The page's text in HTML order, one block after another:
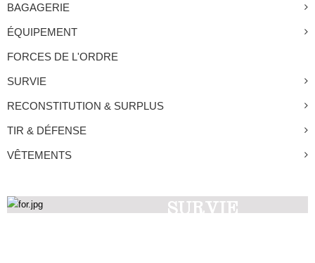
BAGAGERIE
ÉQUIPEMENT
FORCES DE L'ORDRE
SURVIE
RECONSTITUTION & SURPLUS
TIR & DÉFENSE
VÊTEMENTS
SURVIE